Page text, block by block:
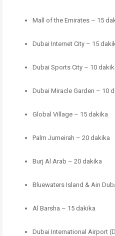
Mall of the Emirates – 15
Dubai Internet City – 15
Dubai Sports City – 10
Dubai Miracle Garden – 10
Global Village – 15 dakika
Palm Jumeirah – 20 dakika
Burj Al Arab – 20 dakika
Bluewaters Island & Ain
Al Barsha – 15 dakika
Dubai International Airport